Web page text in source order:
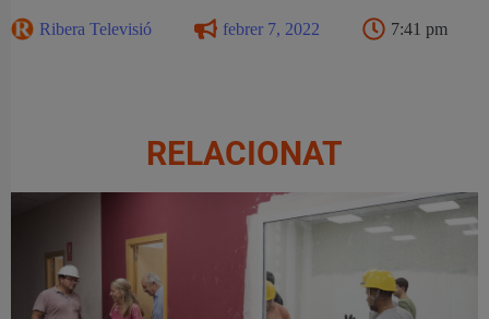
Ribera Televisió febrer 7, 2022 7:41 pm
RELACIONAT